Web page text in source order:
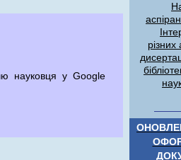
науковця у Google
різних